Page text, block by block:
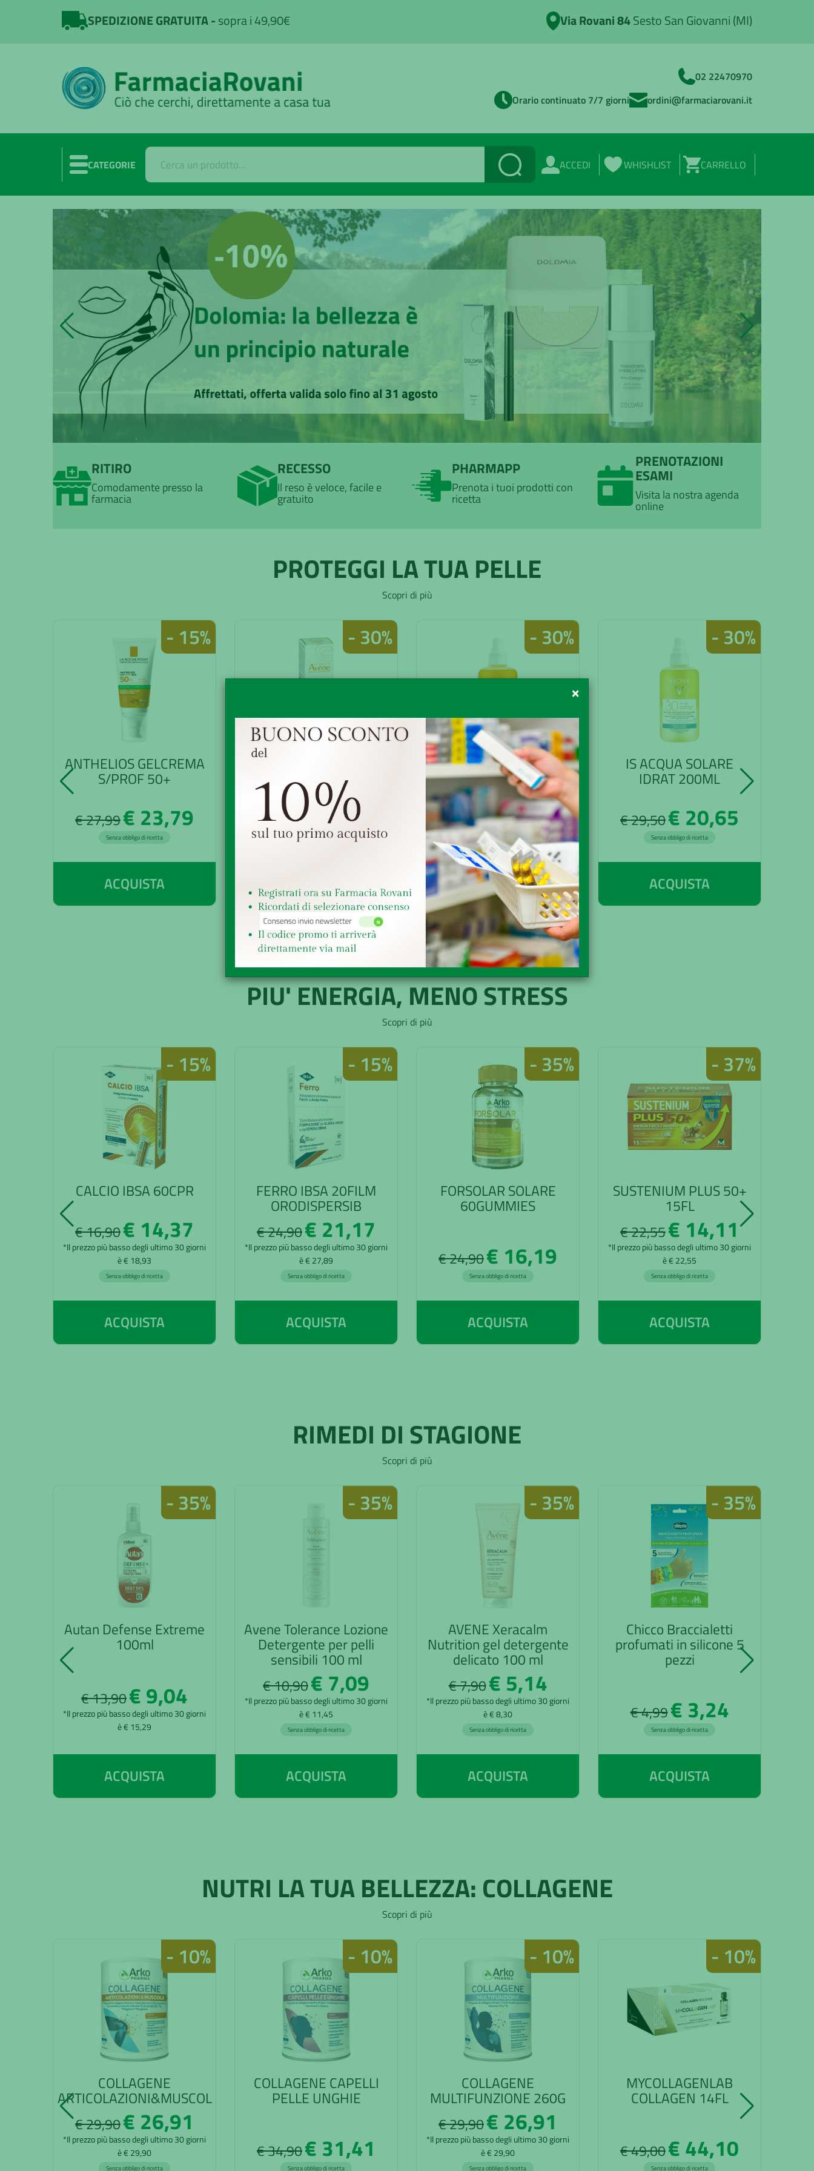
SPEDIZIONE GRATUITA sopra i 49,90€ Via Rovani 84Sesto San Giovanni (MI)
02 22470970
Orario continuato 7/7 giorni
ordini@farmaciarovani.it
CATEGORIE ACCEDI WHISHLIST CARRELLO
Cerca
RITIRO
Comodamente presso la
farmacia
RECESSO
Il reso è veloce, facile e
gratuito
PHARMAPP
Prenota i tuoi prodotti con
ricetta
PRENOTAZIONI
ESAMI
Visita la nostra agenda
online
PROTEGGI LA TUA PELLE
Scopri di più
- 15%
ANTHELIOS GELCREMA
S/PROF 50+
€ 27,99€ 23,79
Senza obbligo di ricetta
ACQUISTA
- 30%
AVENE SOL ULTRA 50
50ML+HYALUR
€ 27,20€ 18,83
Senza obbligo di ricetta
ACQUISTA
- 30%
IS ACQUA SOLARE
ABBR 200ML
€ 29,50€ 20,65
Senza obbligo di ricetta
ACQUISTA
- 30%
IS ACQUA SOLARE
IDRAT 200ML
€ 29,50€ 20,65
Senza obbligo di ricetta
ACQUISTA
PIU' ENERGIA, MENO STRESS
Scopri di più
- 15%
CALCIO IBSA 60CPR
€ 16,90€ 14,37
*Il prezzo più basso degli ultimo 30 giorni
è € 18,93
Senza obbligo di ricetta
ACQUISTA
- 15%
FERRO IBSA 20FILM
ORODISPERSIB
€ 24,90€ 21,17
*Il prezzo più basso degli ultimo 30 giorni
è € 27,89
Senza obbligo di ricetta
ACQUISTA
- 35%
FORSOLAR SOLARE
60GUMMIES
€ 24,90€ 16,19
Senza obbligo di ricetta
ACQUISTA
- 37%
SUSTENIUM PLUS 50+
15FL
€ 22,55€ 14,11
*Il prezzo più basso degli ultimo 30 giorni
è € 22,55
Senza obbligo di ricetta
ACQUISTA
RIMEDI DI STAGIONE
Scopri di più
- 35%
Autan Defense Extreme
100ml
€ 13,90€ 9,04
*Il prezzo più basso degli ultimo 30 giorni
è € 15,29
ACQUISTA
- 35%
Avene Tolerance Lozione
Detergente per pelli
sensibili 100 ml
€ 10,90€ 7,09
*Il prezzo più basso degli ultimo 30 giorni
è € 11,45
Senza obbligo di ricetta
ACQUISTA
- 35%
AVENE Xeracalm
Nutrition gel detergente
delicato 100 ml
€ 7,90€ 5,14
*Il prezzo più basso degli ultimo 30 giorni
è € 8,30
Senza obbligo di ricetta
ACQUISTA
- 35%
Chicco Braccialetti
profumati in silicone 5
pezzi
€ 4,99€ 3,24
Senza obbligo di ricetta
ACQUISTA
NUTRI LA TUA BELLEZZA: COLLAGENE
Scopri di più
- 10%
COLLAGENE
ARTICOLAZIONI&MUSCOL
€ 29,90€ 26,91
*Il prezzo più basso degli ultimo 30 giorni
è € 29,90
Senza obbligo di ricetta
- 10%
COLLAGENE CAPELLI
PELLE UNGHIE
€ 34,90€ 31,41
Senza obbligo di ricetta
- 10%
COLLAGENE
MULTIFUNZIONE 260G
€ 29,90€ 26,91
*Il prezzo più basso degli ultimo 30 giorni
è € 29,90
Senza obbligo di ricetta
- 10%
MYCOLLAGENLAB
COLLAGEN 14FL
€ 49,00€ 44,10
Senza obbligo di ricetta
×